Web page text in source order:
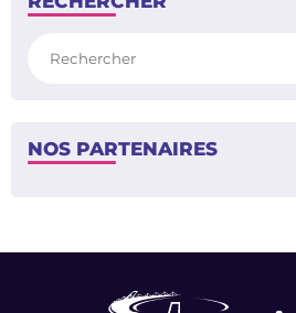
NOS PARTENAIRES